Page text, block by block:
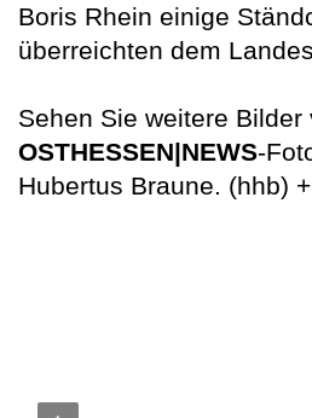
Boris Rhein einige
überreichten dem
Sehen Sie weitere Bilder
OSTHESSEN|NEWS-
Hubertus Braune. (hhb)